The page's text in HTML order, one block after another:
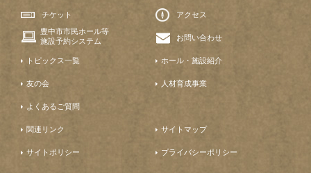
チケット
アクセス
豊中市市民ホール等
施設予約システム
お問い合わせ
トピックス一覧 ホール・施設紹介
友の会 人材育成事業
よくあるご質問
関連リンク サイトマップ
サイトポリシー プライバシーポリシー